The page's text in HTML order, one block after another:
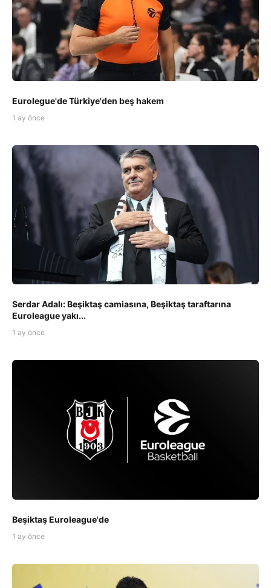
Eurolegue'de Türkiye'den beş hakem
1 ay önce
Serdar Adalı: Beşiktaş camiasına, Beşiktaş taraftarına
Euroleague yakı...
1 ay önce
Beşiktaş Euroleague'de
1 ay önce